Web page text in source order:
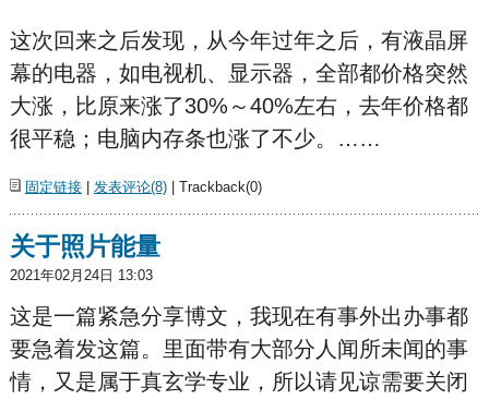
这次回来之后发现，从今年过年之后，有液晶屏
幕的电器，如电视机、显示器，全部都价格突然
大涨，比原来涨了30%～40%左右，去年价格都
很平稳；电脑内存条也涨了不少。……
固定链接| 发表评论(8)| Trackback(0)
关于照片能量
2021年02月24日 13:03
这是一篇紧急分享博文，我现在有事外出办事都
要急着发这篇。里面带有大部分人闻所未闻的事
情，又是属于真玄学专业，所以请见谅需要关闭